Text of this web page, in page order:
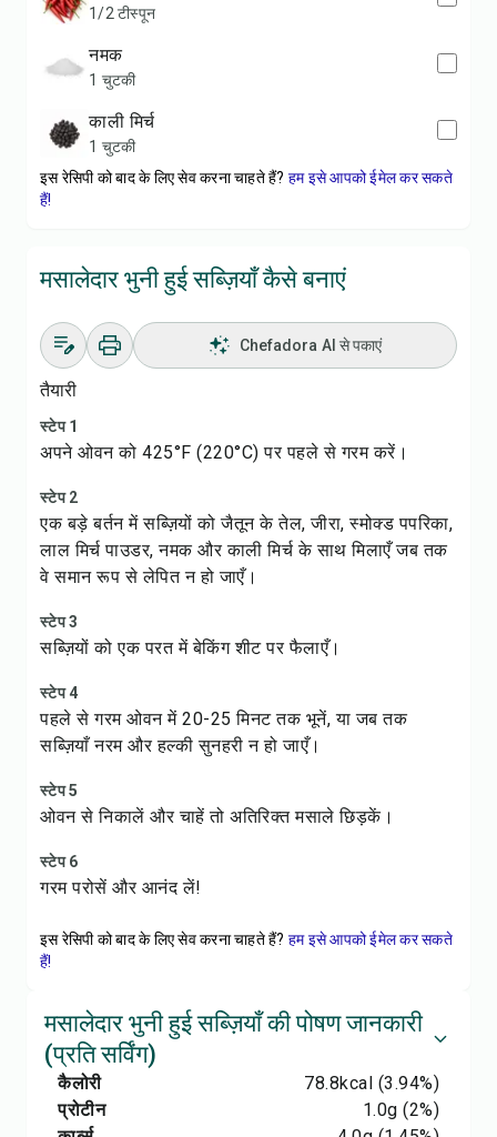
1/2 टीस्पून
नमक
1 चुटकी
काली मिर्च
1 चुटकी
इस रेसिपी को बाद के लिए सेव करना चाहते हैं? हम इसे आपको ईमेल कर सकते
हैं!
मसालेदार भुनी हुई सब्ज़ियाँ कैसे बनाएं
Chefadora AI से पकाएं
तैयारी
स्टेप 1
अपने ओवन को 425°F (220°C) पर पहले से गरम करें।
स्टेप 2
एक बड़े बर्तन में सब्ज़ियों को जैतून के तेल, जीरा, स्मोक्ड पपरिका,
लाल मिर्च पाउडर, नमक और काली मिर्च के साथ मिलाएँ जब तक
वे समान रूप से लेपित न हो जाएँ।
स्टेप 3
सब्ज़ियों को एक परत में बेकिंग शीट पर फैलाएँ।
स्टेप 4
पहले से गरम ओवन में 20-25 मिनट तक भूनें, या जब तक
सब्ज़ियाँ नरम और हल्की सुनहरी न हो जाएँ।
स्टेप 5
ओवन से निकालें और चाहें तो अतिरिक्त मसाले छिड़कें।
स्टेप 6
गरम परोसें और आनंद लें!
इस रेसिपी को बाद के लिए सेव करना चाहते हैं? हम इसे आपको ईमेल कर सकते
हैं!
मसालेदार भुनी हुई सब्ज़ियाँ की पोषण जानकारी
(प्रति सर्विंग)
कैलोरी 78.8kcal (3.94%)
प्रोटीन
1.0g (2%)